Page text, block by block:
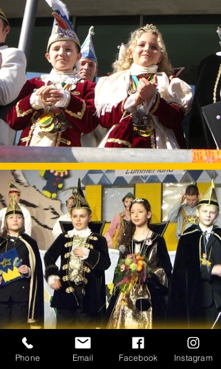
Phone Email Facebook Instagram